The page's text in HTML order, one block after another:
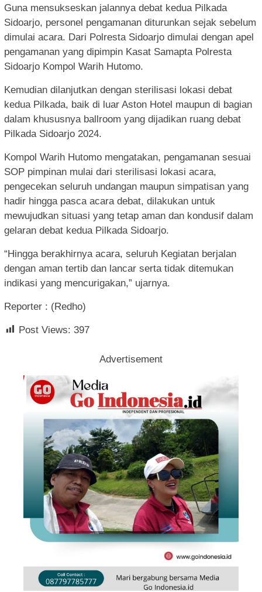
Guna mensukseskan jalannya debat kedua Pilkada
Sidoarjo, personel pengamanan diturunkan sejak sebelum
dimulai acara. Dari Polresta Sidoarjo dimulai dengan apel
pengamanan yang dipimpin Kasat Samapta Polresta
Sidoarjo Kompol Warih Hutomo.
Kemudian dilanjutkan dengan sterilisasi lokasi debat
kedua Pilkada, baik di luar Aston Hotel maupun di bagian
dalam khususnya ballroom yang dijadikan ruang debat
Pilkada Sidoarjo 2024.
Kompol Warih Hutomo mengatakan, pengamanan sesuai
SOP pimpinan mulai dari sterilisasi lokasi acara,
pengecekan seluruh undangan maupun simpatisan yang
hadir hingga pasca acara debat, dilakukan untuk
mewujudkan situasi yang tetap aman dan kondusif dalam
gelaran debat kedua Pilkada Sidoarjo.
“Hingga berakhirnya acara, seluruh Kegiatan berjalan
dengan aman tertib dan lancar serta tidak ditemukan
indikasi yang mencurigakan,” ujarnya.
Reporter : (Redho)
Post Views: 397
Advertisement